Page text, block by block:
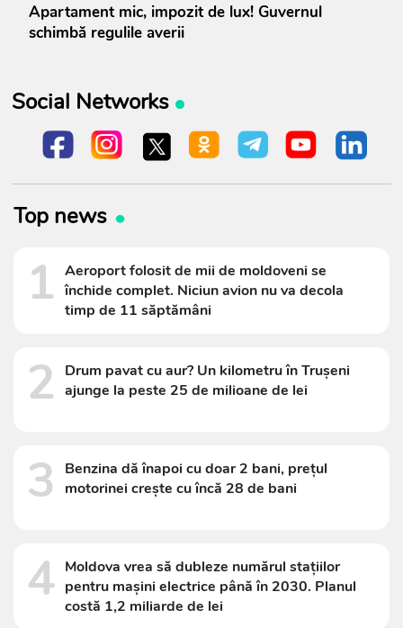
Apartament mic, impozit de lux! Guvernul
schimbă regulile averii
Social Networks
Top news
1 Aeroport folosit de mii de moldoveni se
închide complet. Niciun avion nu va decola
timp de 11 săptămâni
2
Drum pavat cu aur? Un kilometru în Trușeni
ajunge la peste 25 de milioane de lei
3
Benzina dă înapoi cu doar 2 bani, prețul
motorinei crește cu încă 28 de bani
4 Moldova vrea să dubleze numărul stațiilor
pentru mașini electrice până în 2030. Planul
costă 1,2 miliarde de lei